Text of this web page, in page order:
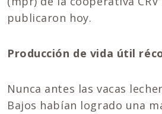
publicaron hoy.
Producción de vida útil
Nunca antes las vacas
Bajos habían logrado una